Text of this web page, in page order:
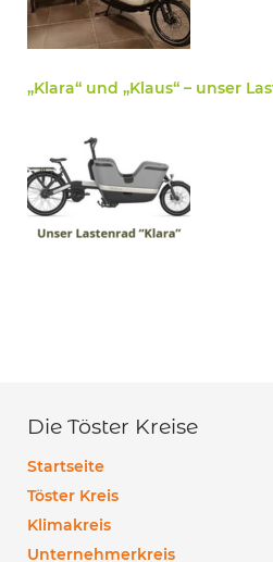
„Klara“ und „Klaus“ – unser
Die Töster Kreise
Startseite
Töster Kreis
Klimakreis
Unternehmerkreis